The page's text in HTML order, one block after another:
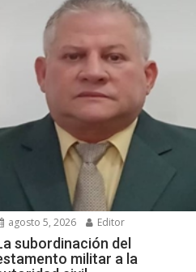
agosto 5, 2026 Editor
subordinación del
militar a la